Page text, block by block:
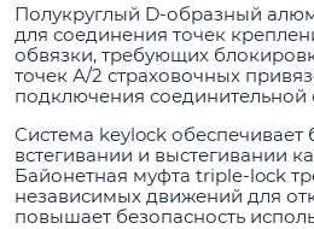
Полукруглый D-образный
для соединения точек
обвязки, требующих
точек А/2 страховочных
подключения соединительной
Система keylock
встегивании и выстегивании
Байонетная муфта triple-lock
независимых движений для
повышает безопасность